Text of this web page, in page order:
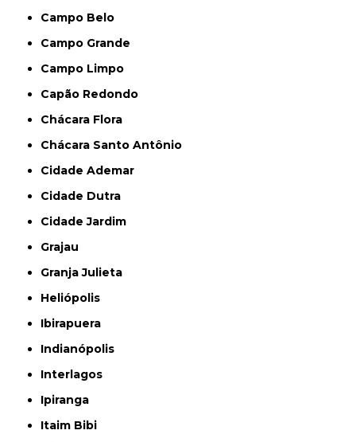
Campo Belo
Campo Grande
Campo Limpo
Capão Redondo
Chácara Flora
Chácara Santo Antônio
Cidade Ademar
Cidade Dutra
Cidade Jardim
Grajau
Granja Julieta
Heliópolis
Ibirapuera
Indianópolis
Interlagos
Ipiranga
Itaim Bibi